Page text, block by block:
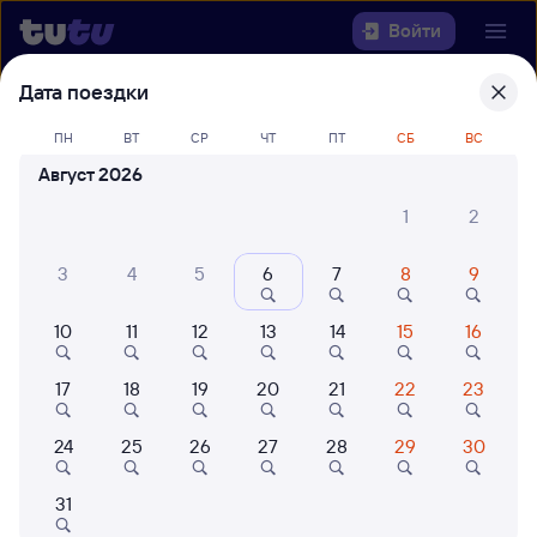
Войти
билеты Саратов-1 Пасс. — Алтата
22 года работаем для вас
Куда
Когда
Кто едет
Дата поездки
ПН ВТ СР ЧТ ПТ СБ ВС
Август 2026
1
2
3 4 5 6 7 8 9
10 11 12 13 14 15 16
17 18 19 20 21 22 23
24 25 26 27 28 29 30
31